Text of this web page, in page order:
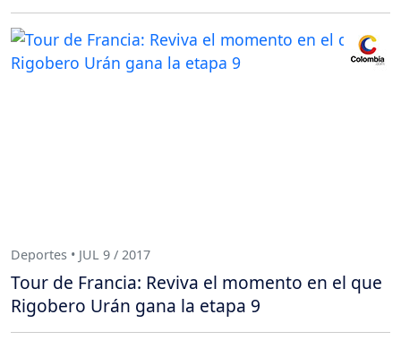
Deportes • JUL 9 / 2017
Tour de Francia: Reviva el momento en el que
Rigobero Urán gana la etapa 9